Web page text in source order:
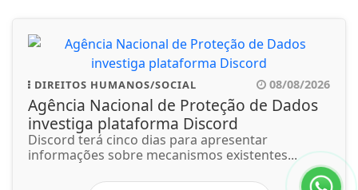
DIREITOS HUMANOS/SOCIAL 08/08/2026
Agência Nacional de Proteção de Dados
investiga plataforma Discord
Discord terá cinco dias para apresentar
informações sobre mecanismos existentes...